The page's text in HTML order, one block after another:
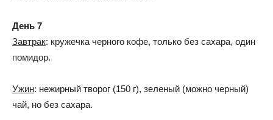
День 7
Завтрак: кружечка черного кофе, только без сахара, один
помидор.
Ужин: нежирный творог (150 г), зеленый (можно черный)
чай, но без сахара.